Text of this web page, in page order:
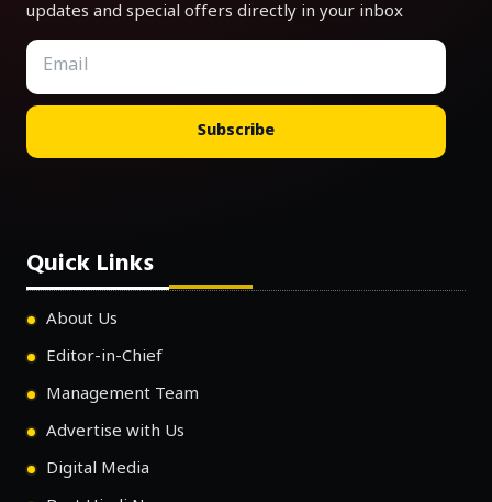
updates and special offers directly in your inbox
Subscribe
Quick Links
About Us
Editor-in-Chief
Management Team
Advertise with Us
Digital Media